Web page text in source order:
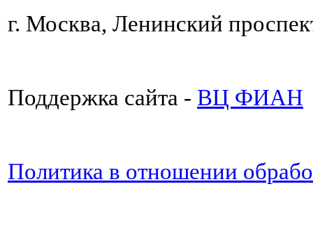
г. Москва, Ленинский
Поддержка сайта - ВЦ ФИАН
Политика в отношении